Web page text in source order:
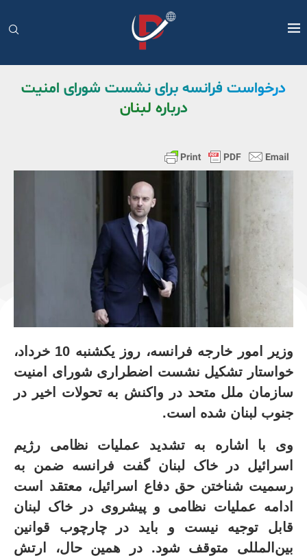
درخواست فرانسه برای نشست شورای امنیت
درباره لبنان
وزیر امور خارجه فرانسه، روز یکشنبه 10 خرداد،
خواستار تشکیل نشست اضطراری شورای امنیت
سازمان ملل متحد در واکنش به تحولات اخیر در
جنوب لبنان شده است.
وی با اشاره به تشدید عملیات نظامی رژیم
اسرائیل در خاک لبنان گفت فرانسه ضمن به
رسمیت شناختن حق دفاع اسرائیل، معتقد است
ادامه عملیات نظامی و پیشروی در خاک لبنان
قابل توجیه نیست و باید در چارچوب قوانین
بین‌المللی متوقف شود.
در همین حال، ارتش